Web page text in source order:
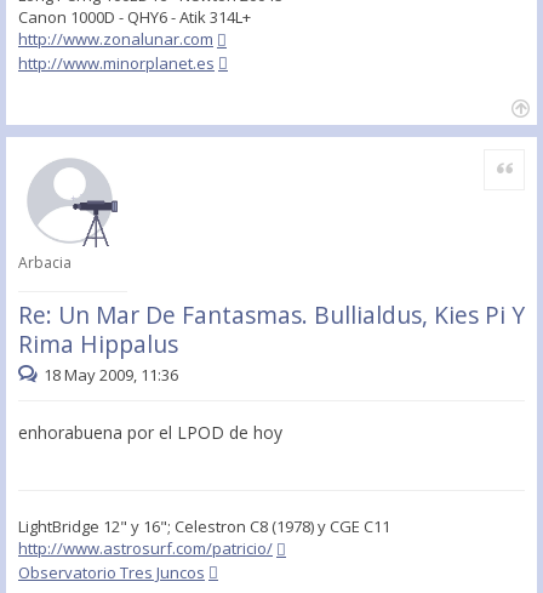
Canon 1000D - QHY6 - Atik 314L+
http://www.zonalunar.com
http://www.minorplanet.es
Arbacia
Re: Un Mar De Fantasmas. Bullialdus, Kies Pi Y
Rima Hippalus
Citar
18 May 2009, 11:36
enhorabuena por el LPOD de hoy
LightBridge 12" y 16"; Celestron C8 (1978) y CGE C11
http://www.astrosurf.com/patricio/
Observatorio Tres Juncos